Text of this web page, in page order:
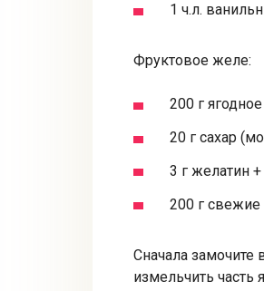
1 ч.л.
Фруктовое желе:
200 г
20 г сахар
3 г желатин
200 г свежие
Сначала замочите
измельчить часть